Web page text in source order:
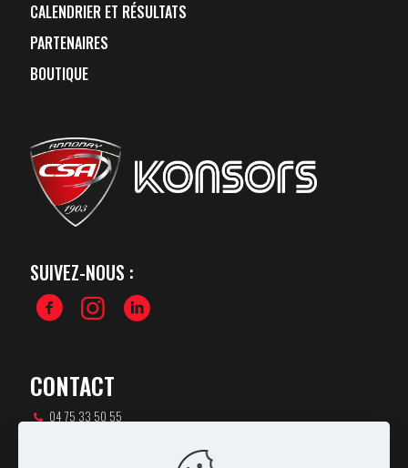
CALENDRIER ET RÉSULTATS
PARTENAIRES
BOUTIQUE
SUIVEZ-NOUS :
CONTACT
04 75 33 50 55